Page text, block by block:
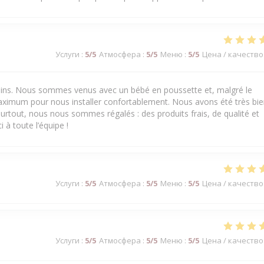
Услуги : 5/5 Атмосфера : 5/5 Меню : 5/5 Цена / качество
Nous sommes venus avec un bébé en poussette et, malgré le
pour nous installer confortablement. Nous avons été très
nous nous sommes régalés : des produits frais, de qualité et
toute l’équipe !
Услуги : 5/5 Атмосфера : 5/5 Меню : 5/5 Цена / качество
Услуги : 5/5 Атмосфера : 5/5 Меню : 5/5 Цена / качество